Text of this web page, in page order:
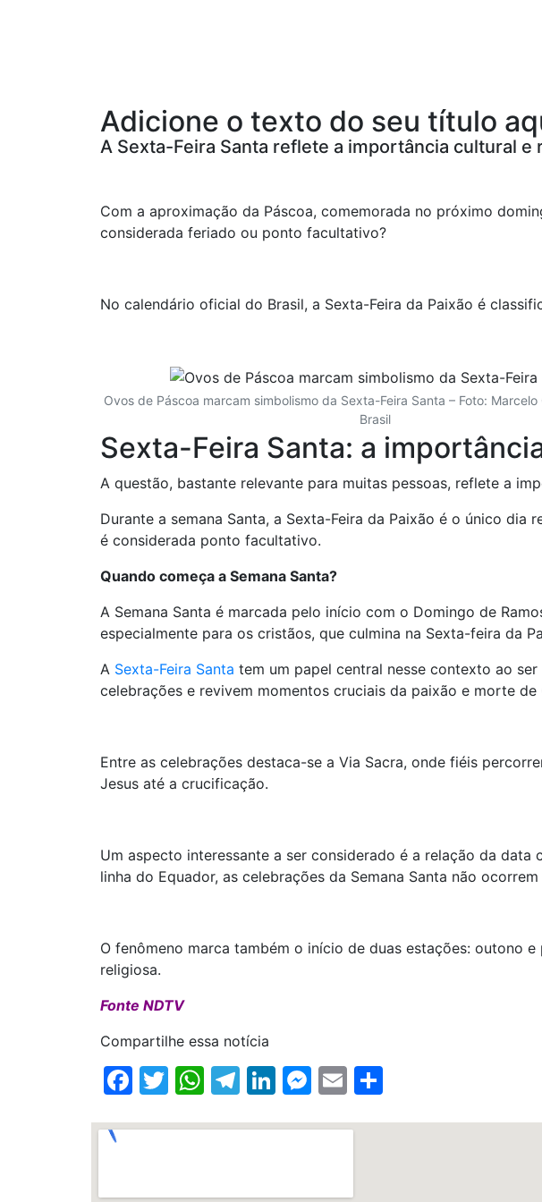
Adicione o texto do seu título
A Sexta-Feira Santa reflete a importância cultural
Com a aproximação da Páscoa, comemorada no próximo
considerada feriado ou ponto facultativo?
No calendário oficial do Brasil, a Sexta-Feira da Paixão é
Ovos de Páscoa marcam simbolismo da Sexta-Feira Santa – Foto:
Brasil
Sexta-Feira Santa: a
A questão, bastante relevante para muitas pessoas, reflete a
Durante a semana Santa, a Sexta-Feira da Paixão é o único
é considerada ponto facultativo.
Quando começa a Semana Santa?
A Semana Santa é marcada pelo início com o Domingo de
especialmente para os cristãos, que culmina na Sexta-feira da
A Sexta-Feira Santa tem um papel central nesse contexto ao
celebrações e revivem momentos cruciais da paixão e morte de
Entre as celebrações destaca-se a Via Sacra, onde fiéis
Jesus até a crucificação.
Um aspecto interessante a ser considerado é a relação da
linha do Equador, as celebrações da Semana Santa não
O fenômeno marca também o início de duas estações: outono
religiosa.
Fonte NDTV
Compartilhe essa notícia
Facebook
Twitter
WhatsApp
Telegram
LinkedIn
Messenger
Email